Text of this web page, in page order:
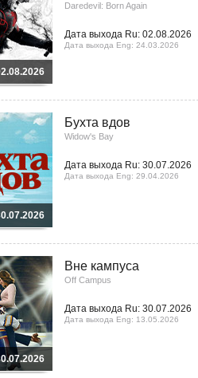
Daredevil: Born Again
Дата выхода Ru: 02.08.2026
Дата выхода Eng: 24.03.2026
Бухта вдов
Widow's Bay
Дата выхода Ru: 30.07.2026
Дата выхода Eng: 29.04.2026
Вне кампуса
Off Campus
Дата выхода Ru: 30.07.2026
Дата выхода Eng: 13.05.2026